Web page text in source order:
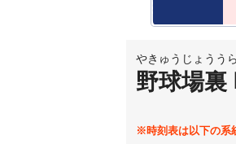
やきゅうじょううら
野球場裏
※時刻表は以下の系